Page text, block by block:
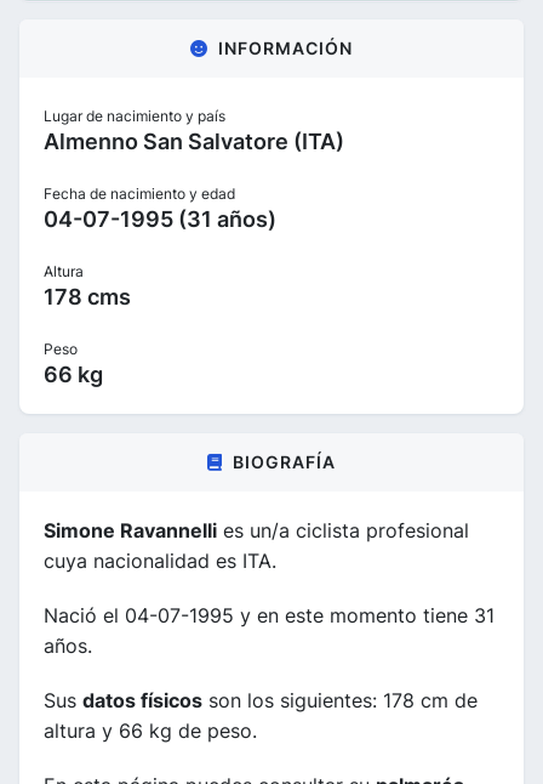
INFORMACIÓN
Lugar de nacimiento y país
Almenno San Salvatore (ITA)
Fecha de nacimiento y edad
04-07-1995 (31 años)
Altura
178 cms
Peso
66 kg
BIOGRAFÍA
Simone Ravannelli es un/a ciclista profesional
cuya nacionalidad es ITA.
Nació el 04-07-1995 y en este momento tiene 31
años.
Sus datos físicos son los siguientes: 178 cm de
altura y 66 kg de peso.